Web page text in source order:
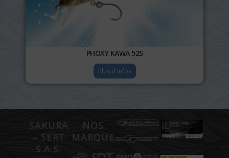
PHOXY KAWA 52S
Plus d'infos
SAKURA
– SERT
S.A.S.
NOS
MARQUES